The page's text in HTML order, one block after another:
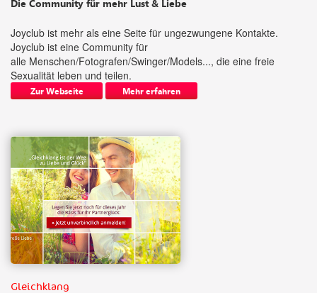
Die Community für mehr Lust & Liebe
Joyclub ist mehr als eine Seite für ungezwungene Kontakte.
Joyclub ist eine Community für
alle Menschen/Fotografen/Swinger/Models..., die eine freie
Sexualität leben und teilen.
Zur Webseite Mehr erfahren
Gleichklang